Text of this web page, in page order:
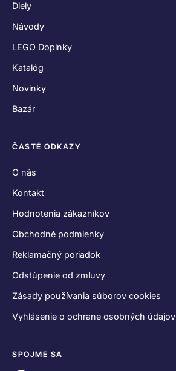
Diely
Návody
LEGO Doplnky
Katalóg
Novinky
Bazár
ČASTÉ ODKAZY
O nás
Kontakt
Hodnotenia zákazníkov
Obchodné podmienky
Reklamačný poriadok
Odstúpenie od zmluvy
Zásady používania súborov cookies
Vyhlásenie o ochrane osobných údajov
SPOJME SA